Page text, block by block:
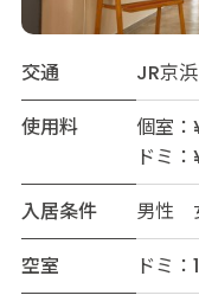
交通
JR京
使用料
個室
ドミ
入居条件
男性
空室
ドミ：1